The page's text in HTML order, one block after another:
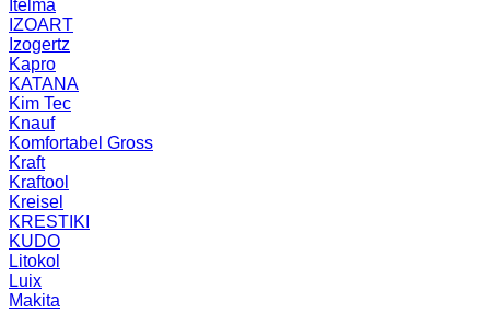
Itelma
IZOART
Izogertz
Kapro
KATANA
Kim Tec
Knauf
Komfortabel Gross
Kraft
Kraftool
Kreisel
KRESTIKI
KUDO
Litokol
Luix
Makita